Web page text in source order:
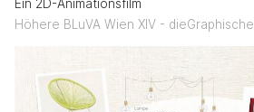
Ein 2D-Animationsfilm
Höhere BLuVA Wien XIV - dieGraphische